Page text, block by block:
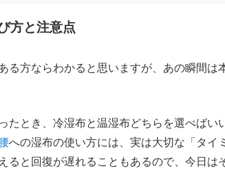
方と注意点
る方ならわかると思いますが、あの瞬間は
たとき、冷湿布と温湿布どちらを選べばい
への湿布の使い方には、実は大切な「タイ
ると回復が遅れることもあるので、今日は